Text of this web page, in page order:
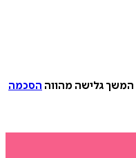
המשך גלישה מהווה הסכמה